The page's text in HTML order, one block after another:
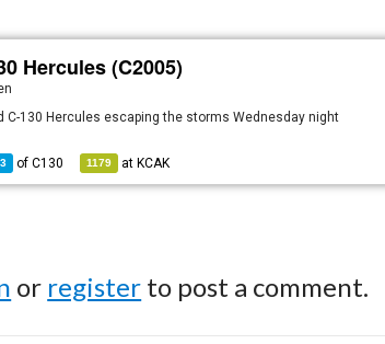
Hercules (C2005)
C-130 Hercules escaping the storms Wednesday night
ofC130 1179 at KCAK
or register to post a comment.